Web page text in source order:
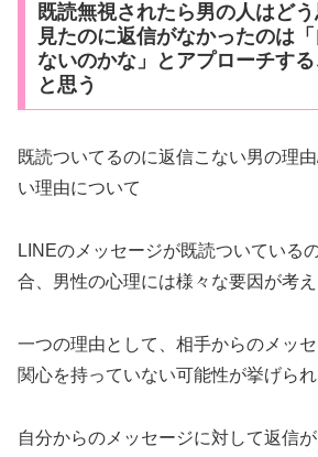
既読無視されたら男の人はど
見たのに返信がなかったのは
ないのかな」とアプローチす
と思う
既読ついてるのに返信こない男の理
い理由について
LINEのメッセージが既読ついている
合、男性の心理には様々な要因が考え
一つの理由として、相手からのメッ
関心を持っていない可能性が挙げられ
自分からのメッセージに対して返信